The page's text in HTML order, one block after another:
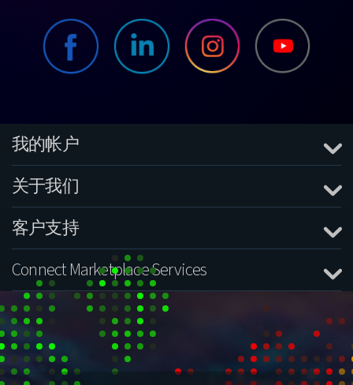
我的帐户
关于我们
客户支持
Connect Marketplace Services